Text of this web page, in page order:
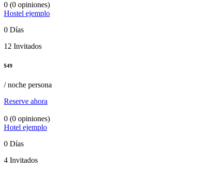
0 (0 opiniones)
Hostel ejemplo
0 Días
12 Invitados
$49
/ noche persona
Reserve ahora
0 (0 opiniones)
Hotel ejemplo
0 Días
4 Invitados